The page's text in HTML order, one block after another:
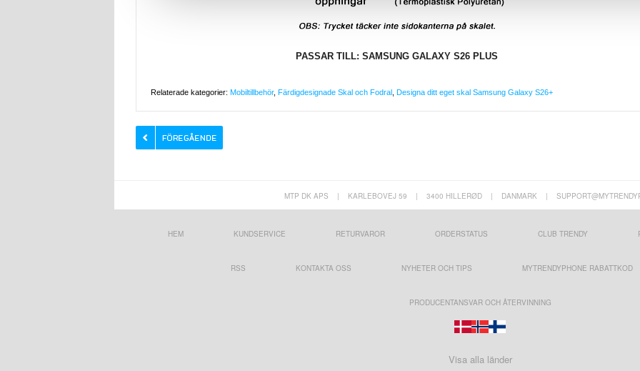
PASSAR TILL: SAMSUNG GALAXY S26 PLUS
Relaterade kategorier: Mobiltillbehör, Färdigdesignade Skal och Fodral Designa ditt eget skal Samsung Galaxy S26+
MTP DK APS | KARLEBOVEJ 59 | 3400 HILLERØD | DANMARK |
HEM KUNDSERVICE RETURVAROR ORDERSTATUS CLUB TRENDY
RSS KONTAKTA OSS NYHETER OCH TIPS MYTRENDYPHONE RABATTKOD
PRODUCENTANSVAR OCH ÅTERVINNING
Visa alla länder